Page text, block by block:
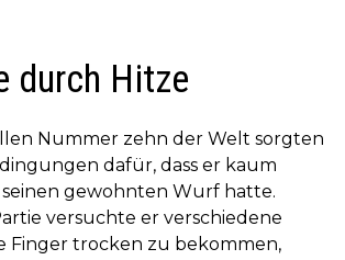
durch Hitze
Nummer zehn der Welt sorgten
dafür, dass er kaum
gewohnten Wurf hatte.
versuchte er verschiedene
Finger trocken zu bekommen,